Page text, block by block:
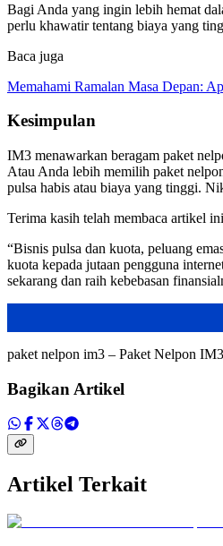
Bagi Anda yang ingin lebih hemat
perlu khawatir tentang biaya yang
Baca juga
Memahami Ramalan Masa Depan:
Kesimpulan
IM3 menawarkan beragam paket
Atau Anda lebih memilih paket
pulsa habis atau biaya yang tinggi.
Terima kasih telah membaca artikel
“Bisnis pulsa dan kuota, peluang
kuota kepada jutaan pengguna
sekarang dan raih kebebasan
paket nelpon im3 – Paket Nelpon
Bagikan Artikel
Artikel Terkait